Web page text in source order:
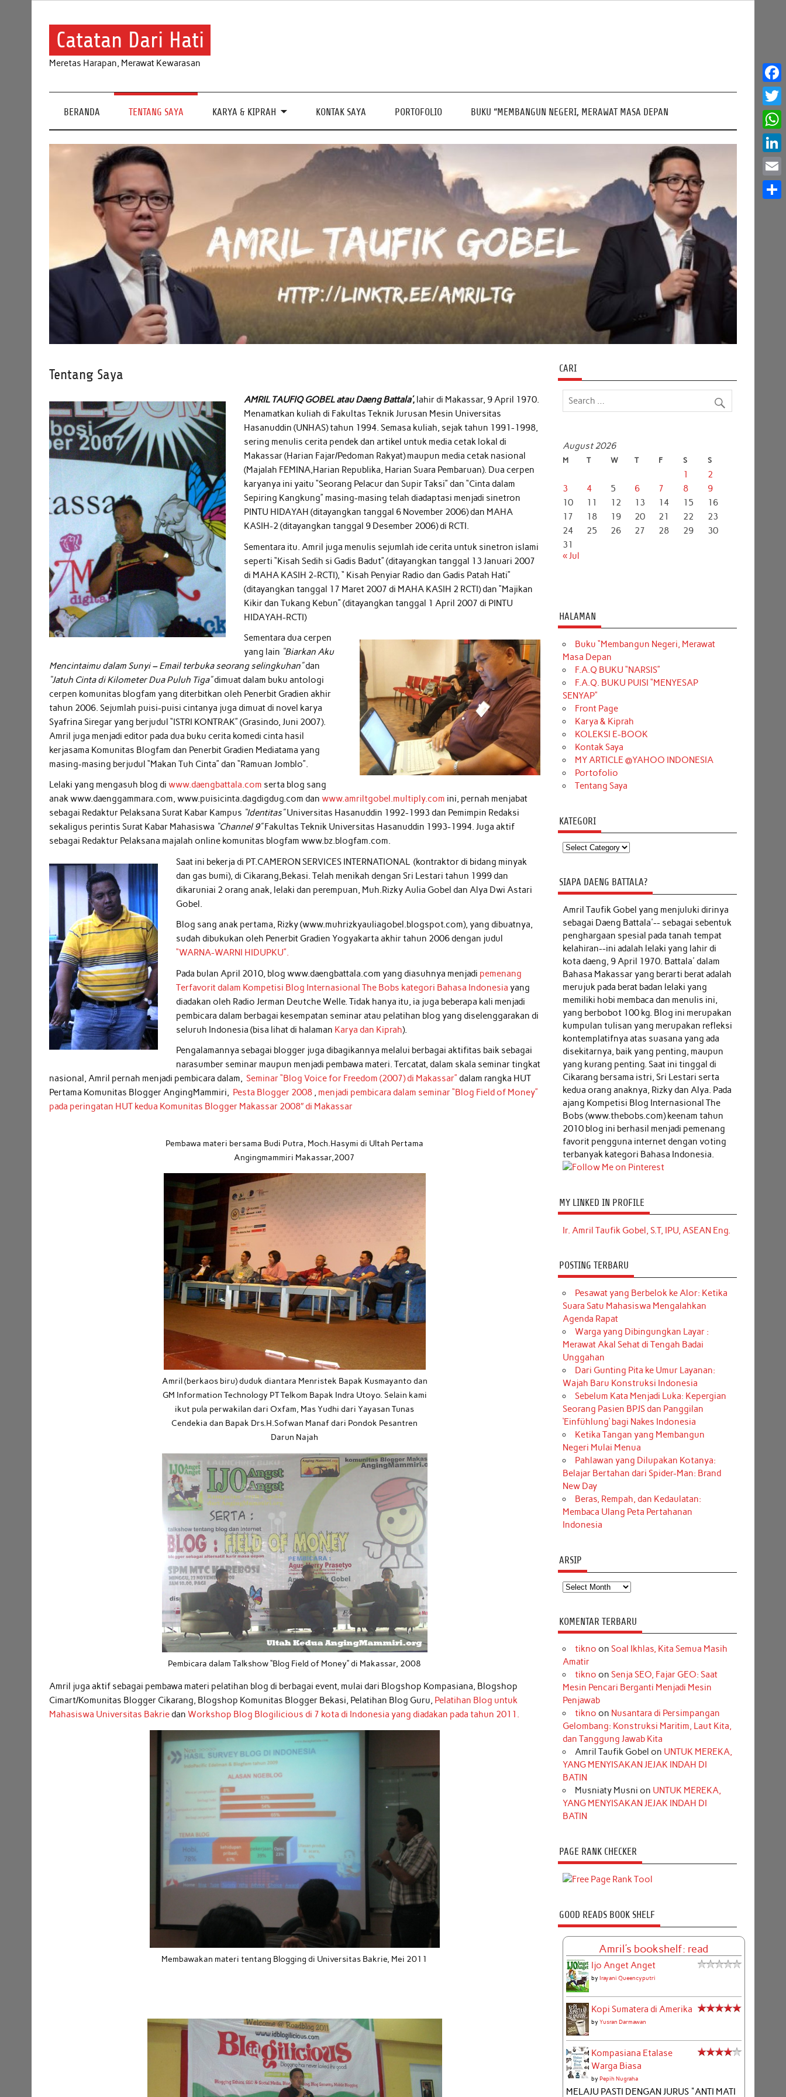
Catatan Dari Hati
Meretas Harapan, Merawat Kewarasan
BERANDA TENTANG SAYA KARYA & KIPRAH KONTAK SAYA PORTOFOLIO BUKU “MEMBANGUN NEGERI, MERAWAT MASA DEPAN
Tentang Saya
AMRIL TAUFIQ GOBEL atau Daeng Battala’,lahir di Makassar, 9 April 1970.
Menamatkan kuliah di Fakultas Teknik Jurusan Mesin Universitas
Hasanuddin (UNHAS) tahun 1994. Semasa kuliah, sejak tahun 1991-1998,
sering menulis cerita pendek dan artikel untuk media cetak lokal di
Makassar (Harian Fajar/Pedoman Rakyat) maupun media cetak nasional
(Majalah FEMINA,Harian Republika, Harian Suara Pembaruan). Dua cerpen
karyanya ini yaitu “Seorang Pelacur dan Supir Taksi” dan “Cinta dalam
Sepiring Kangkung” masing-masing telah diadaptasi menjadi sinetron
PINTU HIDAYAH (ditayangkan tanggal 6 November 2006) dan MAHA
KASIH-2 (ditayangkan tanggal 9 Desember 2006) di RCTI.
Sementara itu. Amril juga menulis sejumlah ide cerita untuk sinetron islami
seperti “Kisah Sedih si Gadis Badut” (ditayangkan tanggal 13 Januari 2007
di MAHA KASIH 2-RCTI), “ Kisah Penyiar Radio dan Gadis Patah Hati”
(ditayangkan tanggal 17 Maret 2007 di MAHA KASIH 2 RCTI) dan “Majikan
Kikir dan Tukang Kebun” (ditayangkan tanggal 1 April 2007 di PINTU
HIDAYAH-RCTI)
Sementara dua cerpen
yang lain “Biarkan Aku
Mencintaimu dalam Sunyi – Email terbuka seorang selingkuhan”dan
“Jatuh Cinta di Kilometer Dua Puluh Tiga”dimuat dalam buku antologi
cerpen komunitas blogfam yang diterbitkan oleh Penerbit Gradien akhir
tahun 2006. Sejumlah puisi-puisi cintanya juga dimuat di novel karya
Syafrina Siregar yang berjudul “ISTRI KONTRAK” (Grasindo, Juni 2007).
Amril juga menjadi editor pada dua buku cerita komedi cinta hasil
kerjasama Komunitas Blogfam dan Penerbit Gradien Mediatama yang
masing-masing berjudul “Makan Tuh Cinta” dan “Ramuan Jomblo”.
Lelaki yang mengasuh blog diwww.daengbattala.com serta blog sang
anak www.daenggammara.com, www.puisicinta.dagdigdug.com danwww.amriltgobel.multiply.com ini, pernah menjabat
sebagai Redaktur Pelaksana Surat Kabar Kampus “Identitas”Universitas Hasanuddin 1992-1993 dan Pemimpin Redaksi
sekaligus perintis Surat Kabar Mahasiswa “Channel 9”Fakultas Teknik Universitas Hasanuddin 1993-1994.Juga aktif
sebagai Redaktur Pelaksana majalah online komunitas blogfam www.bz.blogfam.com.
Saat ini bekerja di PT.CAMERON SERVICES INTERNATIONAL (kontraktor di bidang minyak
dan gas bumi), di Cikarang,Bekasi. Telah menikah dengan Sri Lestari tahun 1999 dan
dikaruniai 2 orang anak, lelaki dan perempuan, Muh.Rizky Aulia Gobel dan Alya Dwi Astari
Gobel.
Blog sang anak pertama, Rizky (www.muhrizkyauliagobel.blogspot.com), yang dibuatnya,
sudah dibukukan oleh Penerbit Gradien Yogyakarta akhir tahun 2006 dengan judul
“WARNA-WARNI HIDUPKU”.
Pada bulan April 2010, blog www.daengbattala.com yang diasuhnya menjadi pemenang
Terfavorit dalam Kompetisi Blog Internasional The Bobs kategori Bahasa Indonesia yang
diadakan oleh Radio Jerman Deutche Welle. Tidak hanya itu, ia juga beberapa kali menjadi
pembicara dalam berbagai kesempatan seminar atau pelatihan blog yang diselenggarakan di
seluruh Indonesia (bisa lihat di halaman Karya dan Kiprah).
Pengalamannya sebagai blogger juga dibagikannya melalui berbagai aktifitas baik sebagai
narasumber seminar maupun menjadi pembawa materi. Tercatat, dalam skala seminar tingkat
nasional, Amril pernah menjadi pembicara dalam,Seminar “Blog Voice for Freedom (2007) di Makassar” dalam rangka HUT
Pertama Komunitas Blogger AngingMammiri, Pesta Blogger 2008 , menjadi pembicara dalam seminar “Blog Field of Money”
pada peringatan HUT kedua Komunitas Blogger Makassar 2008″ di Makassar
Pembawa materi bersama Budi Putra, Moch.Hasymi di Ultah Pertama
Angingmammiri Makassar,2007
Amril (berkaos biru) duduk diantara Menristek Bapak Kusmayanto dan
GM Information Technology PT Telkom Bapak Indra Utoyo. Selain kami
ikut pula perwakilan dari Oxfam, Mas Yudhi dari Yayasan Tunas
Cendekia dan Bapak Drs.H.Sofwan Manaf dari Pondok Pesantren
Darun Najah
Pembicara dalam Talkshow “Blog Field of Money” di Makassar, 2008
Amril juga aktif sebagai pembawa materi pelatihan blog di berbagai event, mulai dari Blogshop Kompasiana, Blogshop
Cimart/Komunitas Blogger Cikarang, Blogshop Komunitas Blogger Bekasi, Pelatihan Blog Guru, Pelatihan Blog untuk
Mahasiswa Universitas BakriedanWorkshop Blog Blogilicious di 7 kota di Indonesia yang diadakan pada tahun 2011.
Membawakan materi tentang Blogging di Universitas Bakrie, Mei 2011
CARI
August 2026
M T W T F S S
1
2
3
4 5 6 7 8
9
10
11 12 13 14 15
16
17
18 19 20 21 22
23
24
25 26 27 28 29
30
31
« Jul
HALAMAN
Buku “Membangun Negeri, Merawat
Masa Depan
F.A.Q BUKU “NARSIS”
F.A.Q. BUKU PUISI “MENYESAP
SENYAP”
Front Page
Karya & Kiprah
KOLEKSI E-BOOK
Kontak Saya
MY ARTICLE @YAHOO INDONESIA
Portofolio
Tentang Saya
KATEGORI
Kategori
SIAPA DAENG BATTALA?
Amril Taufik Gobel yang menjuluki dirinya
sebagai Daeng Battala'-- sebagai sebentuk
penghargaan spesial pada tanah tempat
kelahiran--ini adalah lelaki yang lahir di
kota daeng, 9 April 1970. Battala' dalam
Bahasa Makassar yang berarti berat adalah
merujuk pada berat badan lelaki yang
memiliki hobi membaca dan menulis ini,
yang berbobot 100 kg. Blog ini merupakan
kumpulan tulisan yang merupakan refleksi
kontemplatifnya atas suasana yang ada
disekitarnya, baik yang penting, maupun
yang kurang penting. Saat ini tinggal di
Cikarang bersama istri, Sri Lestari serta
kedua orang anaknya, Rizky dan Alya. Pada
ajang Kompetisi Blog Internasional The
Bobs (www.thebobs.com) keenam tahun
2010 blog ini berhasil menjadi pemenang
favorit pengguna internet dengan voting
terbanyak kategori Bahasa Indonesia.
MY LINKED IN PROFILE
Ir. Amril Taufik Gobel, S.T, IPU, ASEAN Eng.
POSTING TERBARU
Pesawat yang Berbelok ke Alor: Ketika
Suara Satu Mahasiswa Mengalahkan
Agenda Rapat
Warga yang Dibingungkan Layar :
Merawat Akal Sehat di Tengah Badai
Unggahan
Dari Gunting Pita ke Umur Layanan:
Wajah Baru Konstruksi Indonesia
Sebelum Kata Menjadi Luka: Kepergian
Seorang Pasien BPJS dan Panggilan
‘Einfühlung’ bagi Nakes Indonesia
Ketika Tangan yang Membangun
Negeri Mulai Menua
Pahlawan yang Dilupakan Kotanya:
Belajar Bertahan dari Spider-Man: Brand
New Day
Beras, Rempah, dan Kedaulatan:
Membaca Ulang Peta Pertahanan
Indonesia
ARSIP
Arsip
KOMENTAR TERBARU
tikno on Soal Ikhlas, Kita Semua Masih
Amatir
tikno on Senja SEO, Fajar GEO: Saat
Mesin Pencari Berganti Menjadi Mesin
Penjawab
tikno on Nusantara di Persimpangan
Gelombang: Konstruksi Maritim, Laut Kita,
dan Tanggung Jawab Kita
Amril Taufik Gobel on UNTUK MEREKA,
YANG MENYISAKAN JEJAK INDAH DI
BATIN
Musniaty Musni on UNTUK MEREKA,
YANG MENYISAKAN JEJAK INDAH DI
BATIN
PAGE RANK CHECKER
GOOD READS BOOK SHELF
Amril's bookshelf: read
Ijo Anget Anget
by Irayani Queencyputri
Kopi Sumatera di Amerika
by Yusran Darmawan
Kompasiana Etalase
Warga Biasa
by Pepih Nugraha
MELAJU PASTI DENGAN JURUS "ANTI MATI
Email